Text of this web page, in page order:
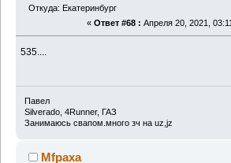
Откуда: Екатеринбург
« Ответ #68 : Апреля 20, 2021,
535....
Павел
Silverado, 4Runner, ГАЗ
Занимаюсь свапом.много зч на uz,jz
Mfpaxa